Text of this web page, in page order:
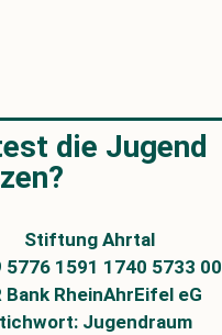
die Jugend
Stiftung Ahrtal
5776 1591 1740 5733 00
Bank RheinAhrEifel eG
Jugendraum